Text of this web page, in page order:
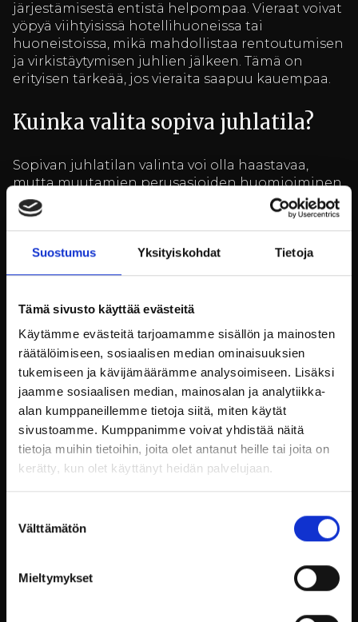
Suostumus Yksityiskohdat Tietoja
Tämä sivusto käyttää evästeitä
Käytämme evästeitä tarjoamamme sisällön ja mainosten
räätälöimiseen, sosiaalisen median ominaisuuksien
tukemiseen ja kävijämäärämme analysoimiseen. Lisäksi
jaamme sosiaalisen median, mainosalan ja analytiikka-
alan kumppaneillemme tietoja siitä, miten käytät
sivustoamme. Kumppanimme voivat yhdistää näitä
tietoja muihin tietoihin, joita olet antanut heille tai joita on
kerätty, kun olet käyttänyt heidän palvelujaan.
valinta
Välttämätön
Mieltymykset
järjestämisestä entistä helpompaa. Vieraat voivat
yöpyä viihtyisissä hotellihuoneissa tai
huoneistoissa, mikä mahdollistaa rentoutumisen
ja virkistäytymisen juhlien jälkeen. Tämä on
erityisen tärkeää, jos vieraita saapuu kauempaa.
Kuinka valita sopiva juhlatila?
Sopivan juhlatilan valinta voi olla haastavaa,
mutta muutamien perusasioiden huomioiminen
helpottaa päätöksentekoa. Ensimmäinen askel
on määrittää juhlien osallistujamäärä ja tilan
tarve. On tärkeää valita tila, joka on riittävän
suuri, mutta samalla tarpeeksi intiimi luomaan
mukavan tunnelman.
Toinen tärkeä tekijä on sijainti. On tärkeää valita
tila, joka on helposti saavutettavissa kaikille
osallistujille. Billnäsin ruukki sijaitsee vain tunnin
ajomatkan päässä Helsingistä, mikä tekee siitä
erinomaisen vaihtoehdon pääkaupunkiseudun
yrityksille.
Kolmas huomioitava seikka on tilojen varustelu ja
palvelut. On tärkeää varmistaa, että tila tarjoaa
kaikki tarvittavat varustelut ja palvelut, jotta
juhlien järjestäminen sujuu vaivattomasti. Lisäksi
kannattaa tarkistaa, onko tilassa mahdollisuus
Budjetin hallinta on olennainen osa juhlien